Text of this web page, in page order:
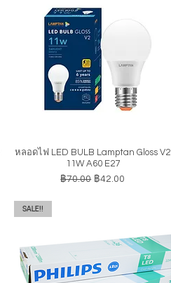
ดูข้อมูลด่วน
หลอดไฟ LED BULB Lamptan Gloss V2
11W A60 E27
ราคาปกติ
฿70.00 ราคาขายลด
฿42.00
SALE!!